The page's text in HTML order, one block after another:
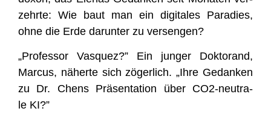
zehr­te: Wie baut man ein digi­ta­les Para­dies,
ohne die Erde dar­un­ter zu versengen?
„Pro­fes­sor Vas­quez?” Ein jun­ger Dok­to­rand,
Mar­cus, näher­te sich zöger­lich. „Ihre Gedan­ken
zu Dr. Chens Prä­sen­ta­ti­on über CO2-neu­tra­
le KI?”